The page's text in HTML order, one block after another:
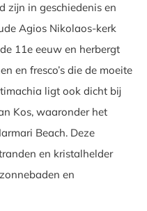
zijn in geschiedenis en
Agios Nikolaos-kerk
11e eeuw en herbergt
en fresco’s die de moeite
ligt ook dicht bij
Kos, waaronder het
Beach. Deze
en kristalhelder
en